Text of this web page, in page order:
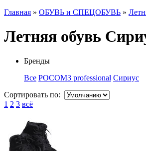
Главная » ОБУВЬ и СПЕЦОБУВЬ »
Летняя обувь
Бренды
Все РОСОМЗ professional Сириус
Сортировать по:
1 2 3 всё